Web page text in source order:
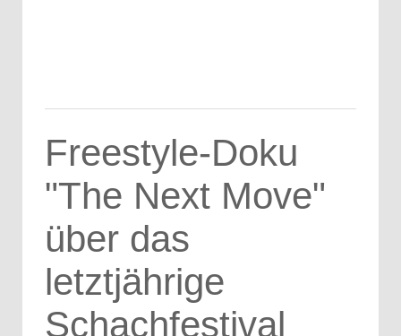
Freestyle-Doku
"The Next Move"
über das
letztjährige
Schachfestival